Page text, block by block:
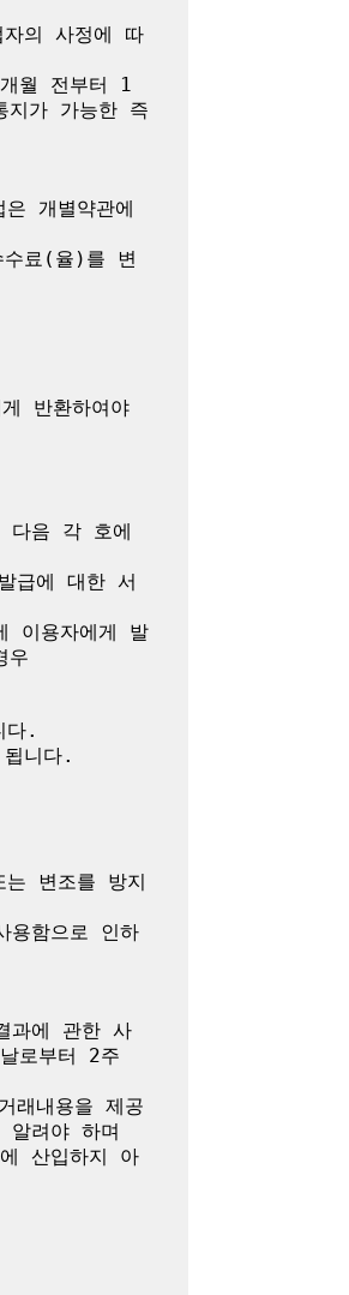
의 사정에 따
월 전부터 1
가 가능한 즉
개별약관에
료(율)를 변
반환하여야
다음 각 호에
급에 대한 서
이용자에게 발
우
다.
니다.
변조를 방지
함으로 인하
과에 관한 사
로부터 2주
래내용을 제공
려야 하며
산입하지 아